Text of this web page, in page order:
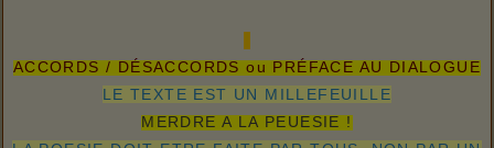
ACCORDS / DÉSACCORDS ou PRÉFACE AU DIALOGUE
LE TEXTE EST UN MILLEFEUILLE
MERDRE A LA PEUESIE !